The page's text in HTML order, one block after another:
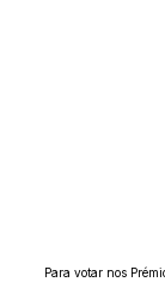
Para votar nos